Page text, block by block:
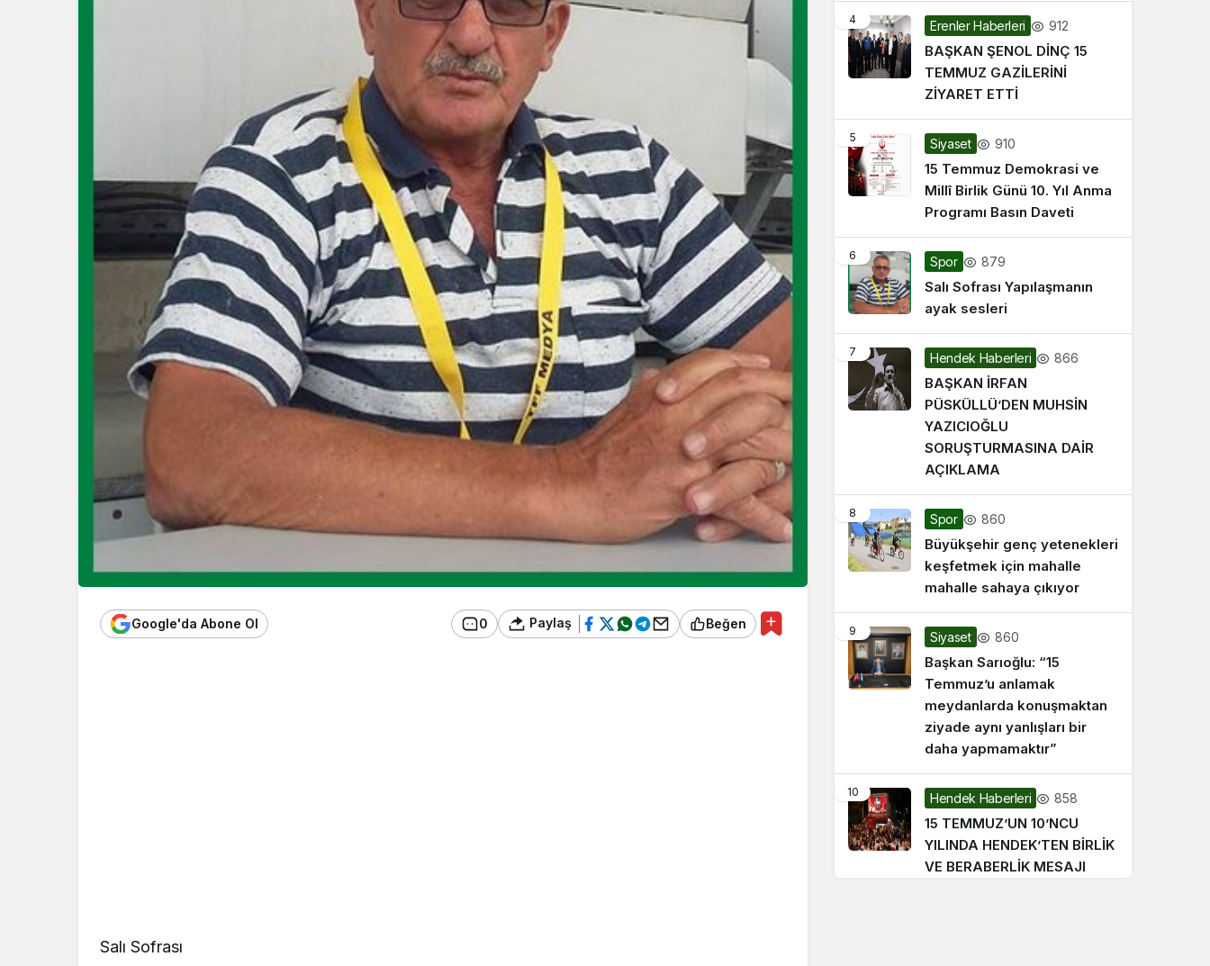
Google'da Abone Ol 0 Paylaş Beğen
Salı Sofrası
4 Erenler Haberleri 912
BAŞKAN ŞENOL DİNÇ 15
TEMMUZ GAZİLERİNİ
ZİYARET ETTİ
5 Siyaset 910
15 Temmuz Demokrasi ve
Millî Birlik Günü 10. Yıl Anma
Programı Basın Daveti
6 Spor 879
Salı Sofrası Yapılaşmanın
ayak sesleri
7 Hendek Haberleri 866
BAŞKAN İRFAN
PÜSKÜLLÜ’DEN MUHSİN
YAZICIOĞLU
SORUŞTURMASINA DAİR
AÇIKLAMA
8 Spor 860
Büyükşehir genç yetenekleri
keşfetmek için mahalle
mahalle sahaya çıkıyor
9 Siyaset 860
Başkan Sarıoğlu: “15
Temmuz’u anlamak
meydanlarda konuşmaktan
ziyade aynı yanlışları bir
daha yapmamaktır”
10 Hendek Haberleri 858
15 TEMMUZ’UN 10’NCU
YILINDA HENDEK’TEN BİRLİK
VE BERABERLİK MESAJI